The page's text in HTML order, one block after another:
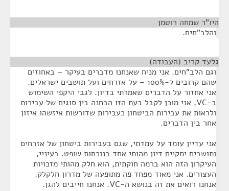
היו"ר שמחה רוטמן
והלב"חים.
גלעד קריב (העבודה)
וגם הלב"חים. אני מניח שאנחנו מדברים בעיקר – באחוזים
שהם קרובים ל-100% – על אזרחים ועל תושבים ישראלים.
אני אחזור על הדברים שאמרתי בדיון. לגבי היקפי השימוש
ב-VC, אני מוכן לקבל בעת הזו הבחנה בין סוגים של עבירות
ולראות את עבירות הביטחון כעבירות שדורשות איזשהו איזון
אחר בין הדברים.
אני עדיין עומד על עמדתי, שגם בעבירות ביטחון של אזרחים
ותושבים יתקיים דיון מהותי אחד בנוכחות שופט. בעיניי,
העיקרון הזה הוא ברמה חוקתית, הוא חלק מהותי מזכויות
העצורים. אני מאוד מפחד פה מתופעה של מדרון חלקלק.
אנחנו רואים את זה בנושא ה-VC. אנחנו חייבים להגן.